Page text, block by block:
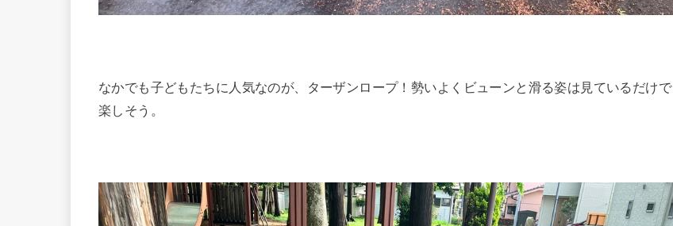
なかでも子どもたちに人気なのが、ターザンロープ！勢いよくビューンと滑る姿は見ているだけで
楽しそう。